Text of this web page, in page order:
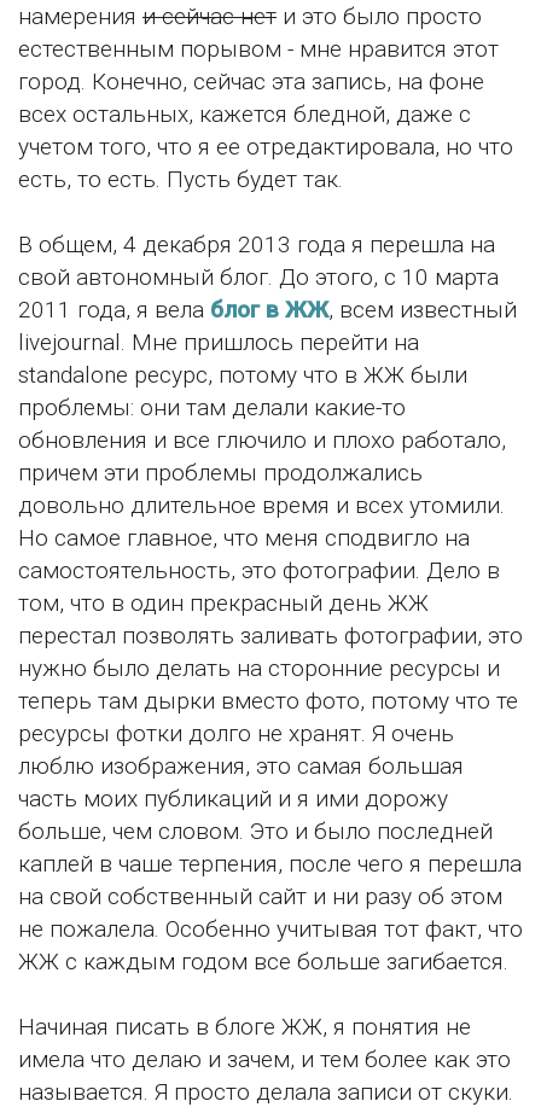
намерения и сейчас нет и это было просто
естественным порывом - мне нравится этот
город. Конечно, сейчас эта запись, на фоне
всех остальных, кажется бледной, даже с
учетом того, что я ее отредактировала, но что
есть, то есть. Пусть будет так.
В общем, 4 декабря 2013 года я перешла на
свой автономный блог. До этого, с 10 марта
2011 года, я вела блог в ЖЖ, всем известный
livejournal. Мне пришлось перейти на
standalone ресурс, потому что в ЖЖ были
проблемы: они там делали какие-то
обновления и все глючило и плохо работало,
причем эти проблемы продолжались
довольно длительное время и всех утомили.
Но самое главное, что меня сподвигло на
самостоятельность, это фотографии. Дело в
том, что в один прекрасный день ЖЖ
перестал позволять заливать фотографии, это
нужно было делать на сторонние ресурсы и
теперь там дырки вместо фото, потому что те
ресурсы фотки долго не хранят. Я очень
люблю изображения, это самая большая
часть моих публикаций и я ими дорожу
больше, чем словом. Это и было последней
каплей в чаше терпения, после чего я перешла
на свой собственный сайт и ни разу об этом
не пожалела. Особенно учитывая тот факт, что
ЖЖ с каждым годом все больше загибается.
Начиная писать в блоге ЖЖ, я понятия не
имела что делаю и зачем, и тем более как это
называется. Я просто делала записи от скуки.